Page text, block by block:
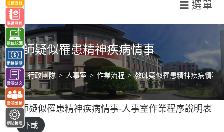
要
內
容
選單
教師疑似罹患精神疾病情事
> 行政團隊 > 人事室 > 作業流程 > 教師疑似罹患精神疾病情事
教師疑似罹患精神疾病情事-人事室作業程序說明表
下載